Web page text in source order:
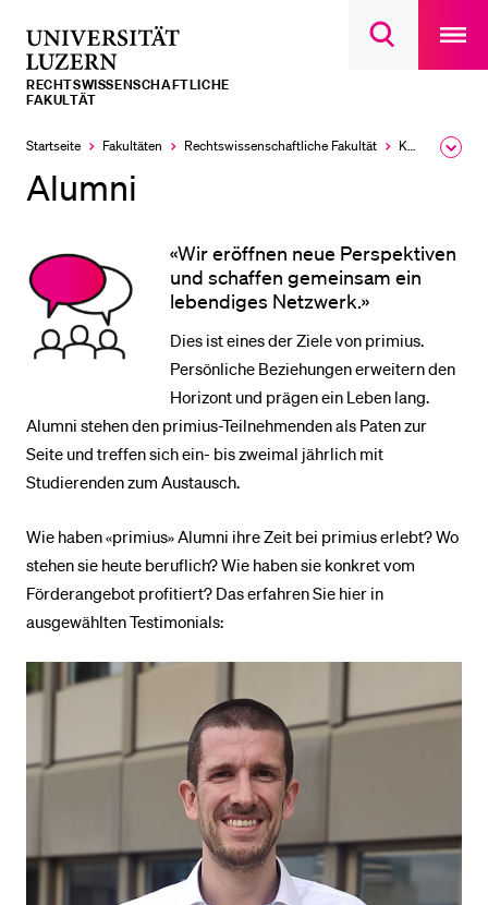
Suchdialog
main
RECHTS­­WISSENSCHAFTLICHE
FAKULTÄT
Startseite Fakultäten Rechtswissenschaftliche Fakultät KarriereJUS
Alumni
«Wir eröffnen neue Perspektiven
und schaffen gemeinsam ein
lebendiges Netzwerk.»
Dies ist eines der Ziele von primius.
Persönliche Beziehungen erweitern den
Horizont und prägen ein Leben lang.
Alumni stehen den primius-Teilnehmenden als Paten zur
Seite und treffen sich ein- bis zweimal jährlich mit
Studierenden zum Austausch.
Wie haben «primius» Alumni ihre Zeit bei primius erlebt? Wo
stehen sie heute beruflich? Wie haben sie konkret vom
Förderangebot profitiert? Das erfahren Sie hier in
ausgewählten Testimonials:
LETZTE SUCHEN
Sie haben noch keine Suche getätigt.
DIE UNI FÜR…
Schulklassen und Lehrpersonen
Studierende
Forschende
Mitarbeitende
Stellensuchende
Förderer
Medien
BELIEBTE INHALTE
Vorlesungsverzeichnis
Bibliothek
Sportangebot
Anmeldung und Zulassung